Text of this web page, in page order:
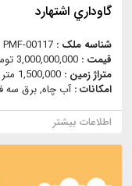
گاوداري اشتهارد
شناسه ملک : PMF-00117
قیمت : 3,000,000,000 تومان
متراژ زمین : 1,500,000 متر مربع
امکانات :آب چاه, برق سه
اطلاعات بیشتر